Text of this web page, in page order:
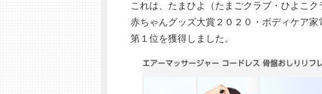
これは、たまひよ（たまごクラブ・ひよこク
赤ちゃんグッズ大賞２０２０・ボディケア家
第１位を獲得しました。